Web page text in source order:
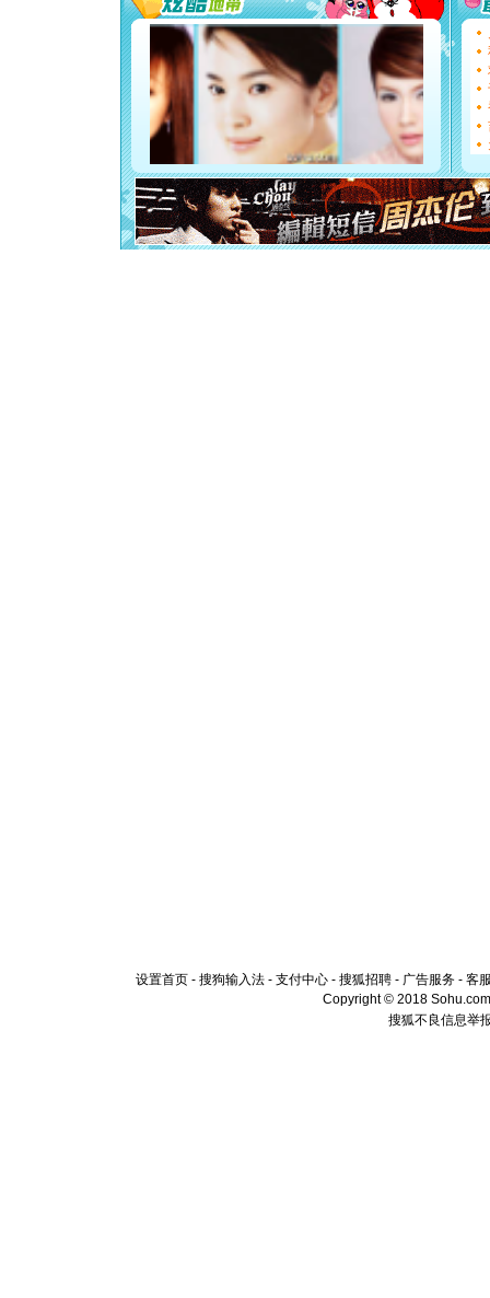
[圣诞节]
能正大
都要快乐
[圣诞节]
如意,快
[元旦]
看
断电。
你是我
[元旦]
起；二是
离。水晶
[元旦]当
泣，这痛
设置首页 - 搜狗输入法 - 支付中心 - 搜狐招聘 - 广告服务 - 客
Copyright © 2018
搜狐不良信息举